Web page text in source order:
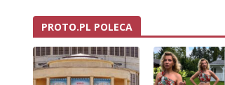
PROTO.PL POLECA